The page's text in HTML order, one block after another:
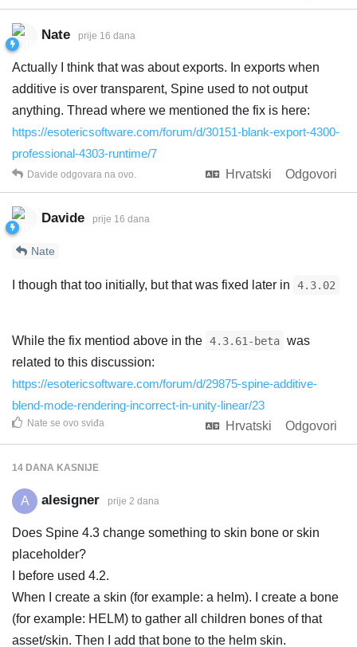
Nate prije 16 dana
Actually I think that was about exports. In exports when
additive is over transparent, Spine used to not output
anything. Thread where we mentioned the fix is here:
https://esotericsoftware.com/forum/d/30151-blank-export-4300-
professional-4303-runtime/7
Hrvatski
Odgovori
Davide odgovara na ovo.
Davide prije 16 dana
Nate
I though that too initially, but that was fixed later in 4.3.02
While the fix mentiod above in the 4.3.61-beta was
related to this discussion:
https://esotericsoftware.com/forum/d/29875-spine-additive-
blend-mode-rendering-incorrect-in-unity-linear/23
Hrvatski
Odgovori
Nate se ovo sviđa
14 DANA KASNIJE
A alesigner prije 2 dana
Does Spine 4.3 change something to skin bone or skin
placeholder?
I before used 4.2.
When I create a skin (for example: a helm). I create a bone
(for example: HELM) to gather all children bones of that
asset/skin. Then I add that bone to the helm skin.